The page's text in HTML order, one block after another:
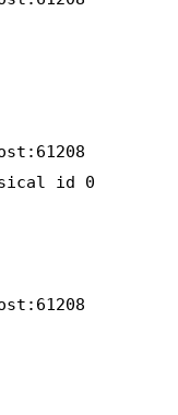
id 0